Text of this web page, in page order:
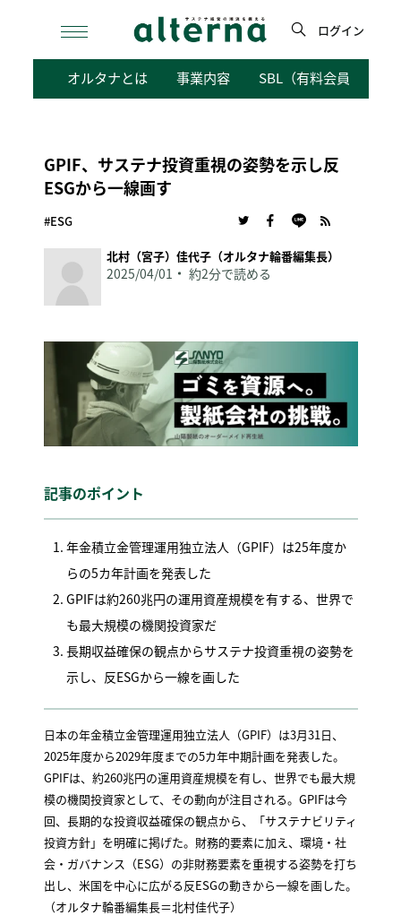
検
ログイン
オルタナとは 事業内容 SBL（有料会員向けサ
GPIF、サステナ投資重視の姿勢を示し反
ESGから一線画す
#ESG
北村（宮子）佳代子（オルタナ輪番編集長）
2025/04/01 約2分で読める
記事のポイント
年金積立金管理運用独立法人（GPIF）は25年度か
らの5カ年計画を発表した
GPIFは約260兆円の運用資産規模を有する、世界で
も最大規模の機関投資家だ
長期収益確保の観点からサステナ投資重視の姿勢を
示し、反ESGから一線を画した
日本の年金積立金管理運用独立法人（GPIF）は3月31日、
2025年度から2029年度までの5カ年中期計画を発表した。
GPIFは、約260兆円の運用資産規模を有し、世界でも最大規
模の機関投資家として、その動向が注目される。GPIFは今
回、長期的な投資収益確保の観点から、「サステナビリティ
投資方針」を明確に掲げた。財務的要素に加え、環境・社
会・ガバナンス（ESG）の非財務要素を重視する姿勢を打ち
出し、米国を中心に広がる反ESGの動きから一線を画した。
（オルタナ輪番編集長＝北村佳代子）